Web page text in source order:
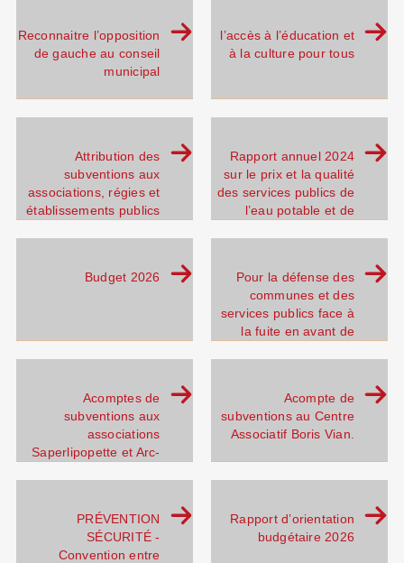
Reconnaitre l’opposition
de gauche au conseil
municipal
l’accès à l’éducation et
à la culture pour tous
Attribution des
subventions aux
associations, régies et
établissements publics
Rapport annuel 2024
sur le prix et la qualité
des services publics de
l’eau potable et de
Budget 2026
Pour la défense des
communes et des
services publics face à
la fuite en avant de
Acomptes de
subventions aux
associations
Saperlipopette et Arc-
Acompte de
subventions au Centre
Associatif Boris Vian.
PRÉVENTION
SÉCURITÉ -
Convention entre
Rapport d’orientation
budgétaire 2026